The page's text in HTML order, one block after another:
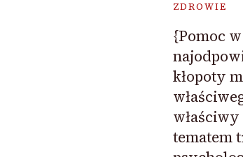
ZDROWIE
{Pomoc
kłopoty
tematem